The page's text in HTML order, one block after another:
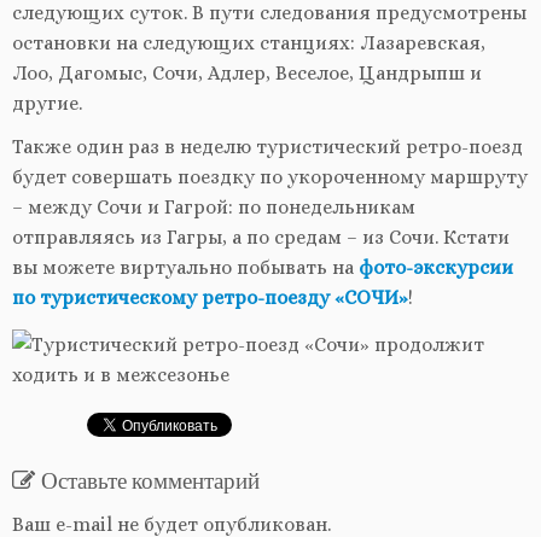
следующих суток. В пути следования предусмотрены
остановки на следующих станциях: Лазаревская,
Лоо, Дагомыс, Сочи, Адлер, Веселое, Цандрыпш и
другие.
Также один раз в неделю туристический ретро-поезд
будет совершать поездку по укороченному маршруту
– между Сочи и Гагрой: по понедельникам
отправляясь из Гагры, а по средам – из Сочи. Кстати
вы можете виртуально побывать на фото-экскурсии
по туристическому ретро-поезду «СОЧИ»!
Оставьте комментарий
Ваш e-mail не будет опубликован.